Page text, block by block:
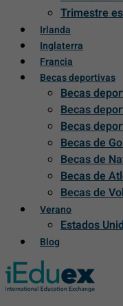
Trimestre
Irlanda
Inglaterra
Francia
Becas deportivas
Becas
Becas
Becas
Becas de
Becas de
Becas de
Becas de
Verano
Estados
Blog